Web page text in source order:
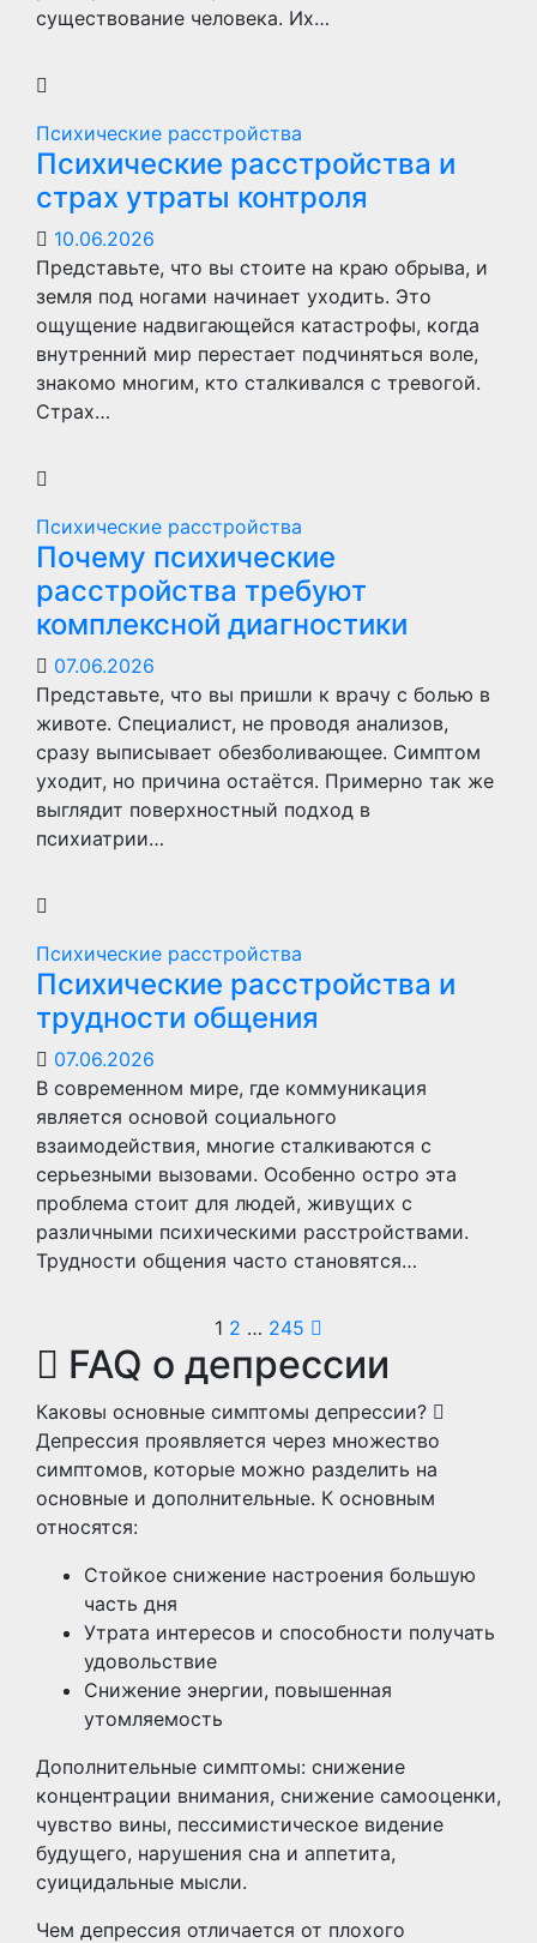
существование человека. Их…
Психические расстройства
Психические расстройства и
страх утраты контроля
10.06.2026
Представьте, что вы стоите на краю обрыва, и
земля под ногами начинает уходить. Это
ощущение надвигающейся катастрофы, когда
внутренний мир перестает подчиняться воле,
знакомо многим, кто сталкивался с тревогой.
Страх…
Психические расстройства
Почему психические
расстройства требуют
комплексной диагностики
07.06.2026
Представьте, что вы пришли к врачу с болью в
животе. Специалист, не проводя анализов,
сразу выписывает обезболивающее. Симптом
уходит, но причина остаётся. Примерно так же
выглядит поверхностный подход в
психиатрии…
Психические расстройства
Психические расстройства и
трудности общения
07.06.2026
В современном мире, где коммуникация
является основой социального
взаимодействия, многие сталкиваются с
серьезными вызовами. Особенно остро эта
проблема стоит для людей, живущих с
различными психическими расстройствами.
Трудности общения часто становятся…
Пагинация
записей
1 2 … 245
FAQ о депрессии
Каковы основные симптомы депрессии?
Депрессия проявляется через множество
симптомов, которые можно разделить на
основные и дополнительные. К основным
относятся:
Стойкое снижение настроения большую
часть дня
Утрата интересов и способности получать
удовольствие
Снижение энергии, повышенная
утомляемость
Дополнительные симптомы: снижение
концентрации внимания, снижение самооценки,
чувство вины, пессимистическое видение
будущего, нарушения сна и аппетита,
суицидальные мысли.
Чем депрессия отличается от плохого